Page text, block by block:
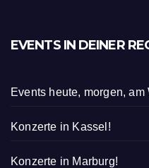
EVENTS IN DEINER
Events heute, morgen, am
Konzerte in Kassel!
Konzerte in Marburg!